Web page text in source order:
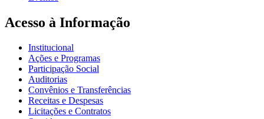
Acesso à Informação
Institucional
Ações e Programas
Participação Social
Auditorias
Convênios e Transferências
Receitas e Despesas
Licitações e Contratos